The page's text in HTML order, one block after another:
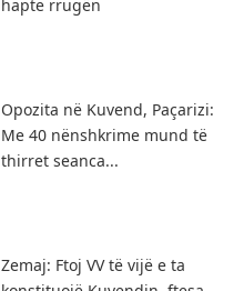
hapte rrugën
Opozita në Kuvend, Paçarizi:
Me 40 nënshkrime mund të
thirret seanca...
Zemaj: Ftoj VV të vijë e ta